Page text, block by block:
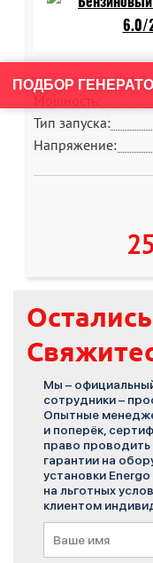
Тип запуска:
Напряжение:
Мы –
сотрудники –
Опытные
и поперёк,
право
гарантии на
установки
на льготных
клиентом
ПОДБОР